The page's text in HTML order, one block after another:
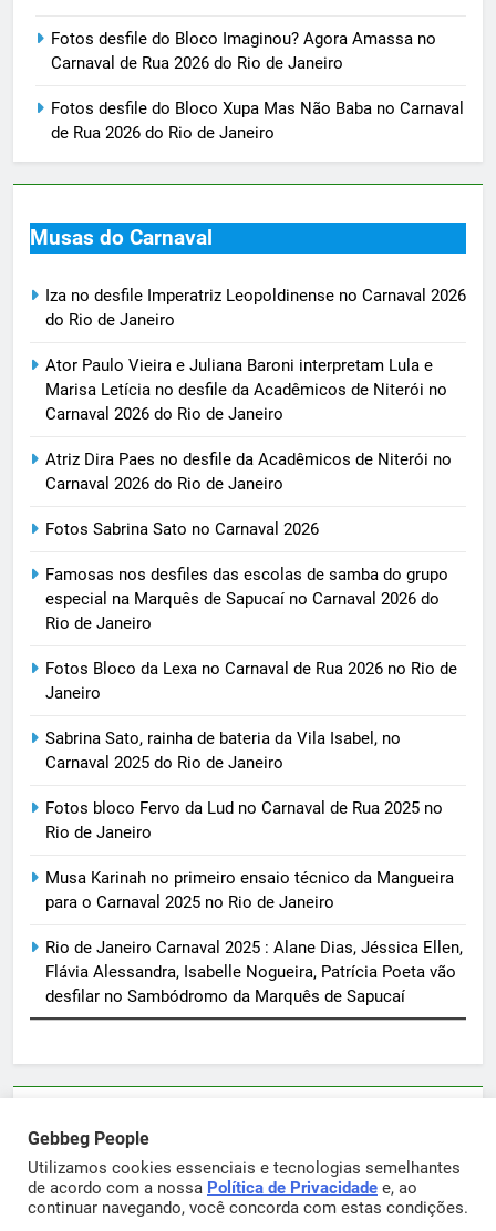
Fotos desfile do Bloco Imaginou? Agora Amassa no
Carnaval de Rua 2026 do Rio de Janeiro
Fotos desfile do Bloco Xupa Mas Não Baba no Carnaval
de Rua 2026 do Rio de Janeiro
Musas do Carnaval
Iza no desfile Imperatriz Leopoldinense no Carnaval 2026
do Rio de Janeiro
Ator Paulo Vieira e Juliana Baroni interpretam Lula e
Marisa Letícia no desfile da Acadêmicos de Niterói no
Carnaval 2026 do Rio de Janeiro
Atriz Dira Paes no desfile da Acadêmicos de Niterói no
Carnaval 2026 do Rio de Janeiro
Fotos Sabrina Sato no Carnaval 2026
Famosas nos desfiles das escolas de samba do grupo
especial na Marquês de Sapucaí no Carnaval 2026 do
Rio de Janeiro
Fotos Bloco da Lexa no Carnaval de Rua 2026 no Rio de
Janeiro
Sabrina Sato, rainha de bateria da Vila Isabel, no
Carnaval 2025 do Rio de Janeiro
Fotos bloco Fervo da Lud no Carnaval de Rua 2025 no
Rio de Janeiro
Musa Karinah no primeiro ensaio técnico da Mangueira
para o Carnaval 2025 no Rio de Janeiro
Rio de Janeiro Carnaval 2025 : Alane Dias, Jéssica Ellen,
Flávia Alessandra, Isabelle Nogueira, Patrícia Poeta vão
desfilar no Sambódromo da Marquês de Sapucaí
sortimentos@yahoo.com.br
Gebbeg Powered ByBlazeThemes.
Gebbeg People
Utilizamos cookies essenciais e tecnologias semelhantes
de acordo com a nossa Política de Privacidade e, ao
continuar navegando, você concorda com estas condições.